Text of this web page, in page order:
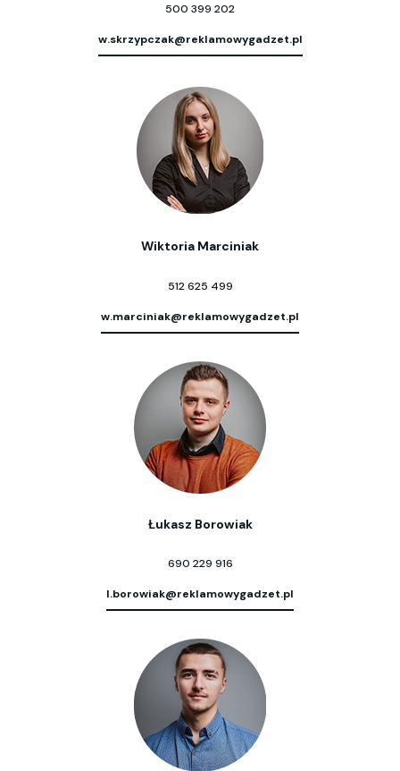
500 399 202
w.skrzypczak@reklamowygadzet.pl
Wiktoria Marciniak
512 625 499
w.marciniak@reklamowygadzet.pl
Łukasz Borowiak
690 229 916
l.borowiak@reklamowygadzet.pl